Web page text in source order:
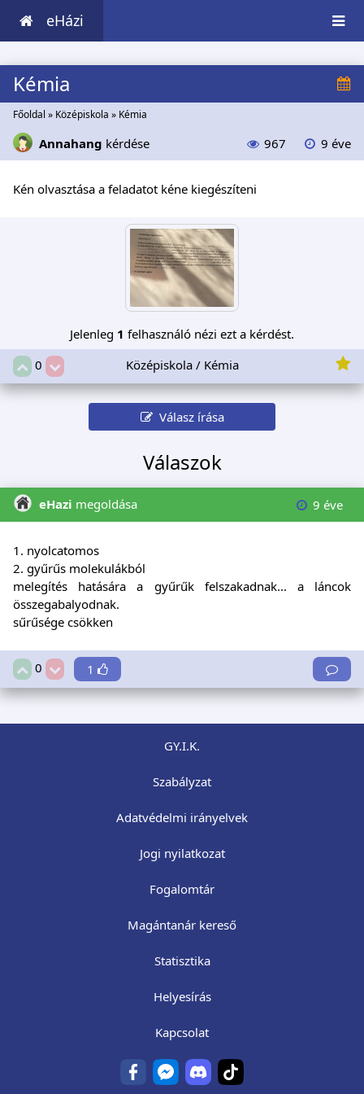
eHázi
Kémia
Főoldal » Középiskola » Kémia
Annahang kérdése 967 9 éve
Kén olvasztása a feladatot kéne kiegészíteni
Jelenleg 1 felhasználó nézi ezt a kérdést.
0
Középiskola / Kémia
Válasz írása
Válaszok
eHazi megoldása 9 éve
1. nyolcatomos
2. gyűrűs molekulákból
melegítés hatására a gyűrűk felszakadnak... a láncok
összegabalyodnak.
sűrűsége csökken
0 1
GY.I.K.
Szabályzat
Adatvédelmi irányelvek
Jogi nyilatkozat
Fogalomtár
Magántanár kereső
Statisztika
Helyesírás
Kapcsolat